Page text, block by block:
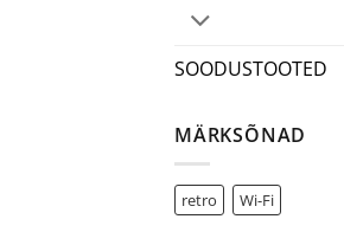
SOODUSTOOTED
MÄRKSÕNAD
retro Wi-Fi